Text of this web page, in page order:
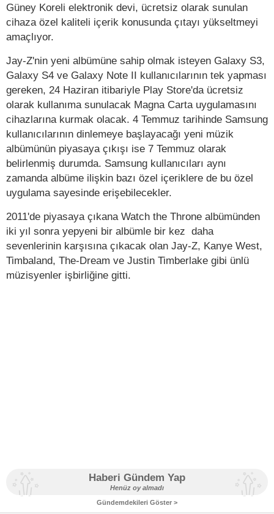
Güney Koreli elektronik devi, ücretsiz olarak sunulan
cihaza özel kaliteli içerik konusunda çıtayı yükseltmeyi
amaçlıyor.
Jay-Z'nin yeni albümüne sahip olmak isteyen Galaxy S3,
Galaxy S4 ve Galaxy Note II kullanıcılarının tek yapması
gereken, 24 Haziran itibariyle Play Store'da ücretsiz
olarak kullanıma sunulacak Magna Carta uygulamasını
cihazlarına kurmak olacak. 4 Temmuz tarihinde Samsung
kullanıcılarının dinlemeye başlayacağı yeni müzik
albümünün piyasaya çıkışı ise 7 Temmuz olarak
belirlenmiş durumda. Samsung kullanıcıları aynı
zamanda albüme ilişkin bazı özel içeriklere de bu özel
uygulama sayesinde erişebilecekler.
2011'de piyasaya çıkana Watch the Throne albümünden
iki yıl sonra yepyeni bir albümle bir kez daha
sevenlerinin karşısına çıkacak olan Jay-Z, Kanye West,
Timbaland, The-Dream ve Justin Timberlake gibi ünlü
müzisyenler işbirliğine gitti.
Haberi Gündem Yap
Henüz oy almadı
Gündemdekileri Göster >